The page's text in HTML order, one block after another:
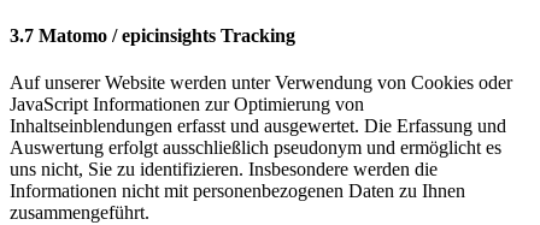
3.7 Matomo / epicinsights Tracking
Auf unserer Website werden unter Verwendung von Cookies oder
JavaScript Informationen zur Optimierung von
Inhaltseinblendungen erfasst und ausgewertet. Die Erfassung und
Auswertung erfolgt ausschließlich pseudonym und ermöglicht es
uns nicht, Sie zu identifizieren. Insbesondere werden die
Informationen nicht mit personenbezogenen Daten zu Ihnen
zusammengeführt.